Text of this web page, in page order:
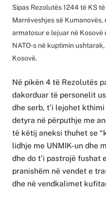
Sipas Rezolutës 1244 të KS
Marrëveshjes së
armatosur e lejuar në Kosovë
NATO-s në kuptimin
Kosovë.
Në pikën 4 të Rezolutës
dakorduar të personelit
dhe serb, t’i lejohet
detyra në përputhje me
të këtij aneksi thuhet se
lidhje me UNMIK-un dhe
dhe do t’i pastrojë fushat
pranishëm në vendet e
dhe në vendkalimet